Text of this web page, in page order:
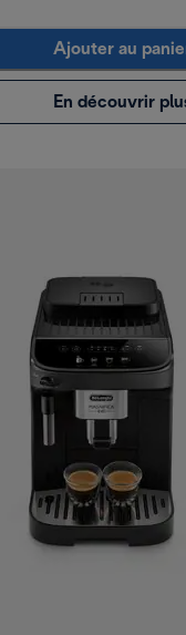
Ajouter au
En découvrir